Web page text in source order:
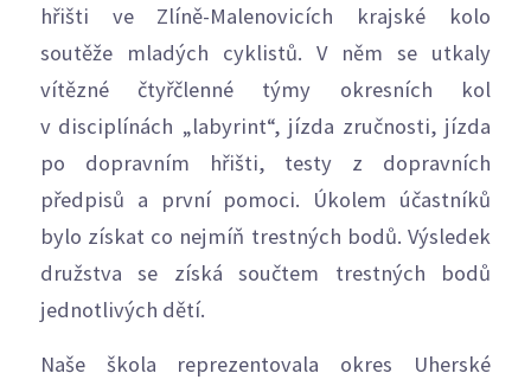
hřišti ve Zlíně-Malenovicích krajské kolo
soutěže mladých cyklistů. V něm se utkaly
vítězné čtyřčlenné týmy okresních kol
v disciplínách „labyrint“, jízda zručnosti, jízda
po dopravním hřišti, testy z dopravních
předpisů a první pomoci. Úkolem účastníků
bylo získat co nejmíň trestných bodů. Výsledek
družstva se získá součtem trestných bodů
jednotlivých dětí.
Naše škola reprezentovala okres Uherské